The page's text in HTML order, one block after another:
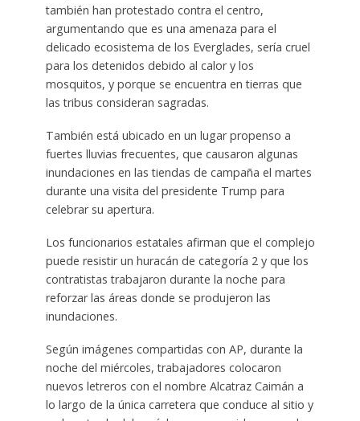
también han protestado contra el centro,
argumentando que es una amenaza para el
delicado ecosistema de los Everglades, sería cruel
para los detenidos debido al calor y los
mosquitos, y porque se encuentra en tierras que
las tribus consideran sagradas.
También está ubicado en un lugar propenso a
fuertes lluvias frecuentes, que causaron algunas
inundaciones en las tiendas de campaña el martes
durante una visita del presidente Trump para
celebrar su apertura.
Los funcionarios estatales afirman que el complejo
puede resistir un huracán de categoría 2 y que los
contratistas trabajaron durante la noche para
reforzar las áreas donde se produjeron las
inundaciones.
Según imágenes compartidas con AP, durante la
noche del miércoles, trabajadores colocaron
nuevos letreros con el nombre Alcatraz Caimán a
lo largo de la única carretera que conduce al sitio y